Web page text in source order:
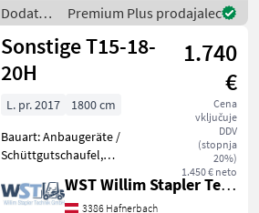
oprema za traktorje
Nakladalna žlica
Dodatna
oprema
za
traktorje
/
Sonstige
Premium Plus prodajalec
Sonstige T15-18-
20H
1.740
€
Cena
vključuje
DDV
(stopnja
20%)
1.450 € neto
L. pr. 2017
1800 cm
Bauart: Anbaugeräte /
Schüttgutschaufel,
800mm, Beschreibung:
Verschiede Größen
WST Willim Stapler Technik GmbH
3386 Hafnerbach